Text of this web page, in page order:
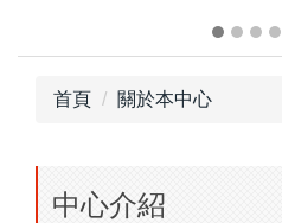
首頁 關於本中心
中心介紹